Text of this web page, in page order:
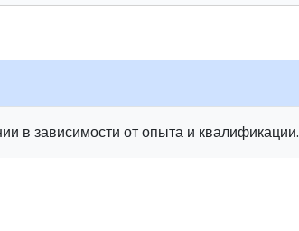
в зависимости от опыта и квалификации.